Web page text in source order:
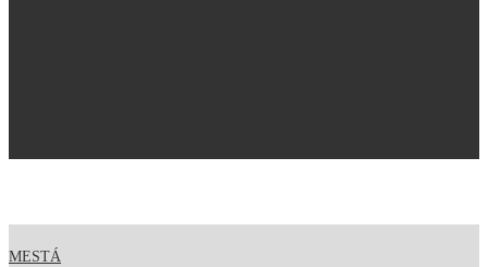
MESTÁ